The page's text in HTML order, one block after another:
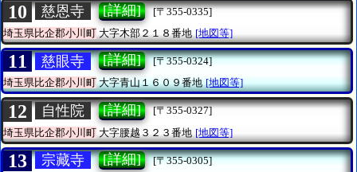
10 慈恩寺 [詳細]
[〒355-0335]
埼玉県比企郡小川町 大字木部２１８番地 [地図等]
11 慈眼寺 [詳細]
[〒355-0324]
埼玉県比企郡小川町大字青山１６０９番地 [地図等]
12 自性院 [詳細]
[〒355-0327]
埼玉県比企郡小川町 大字腰越３２３番地 [地図等]
13 宗藏寺 [詳細]
[〒355-0305]